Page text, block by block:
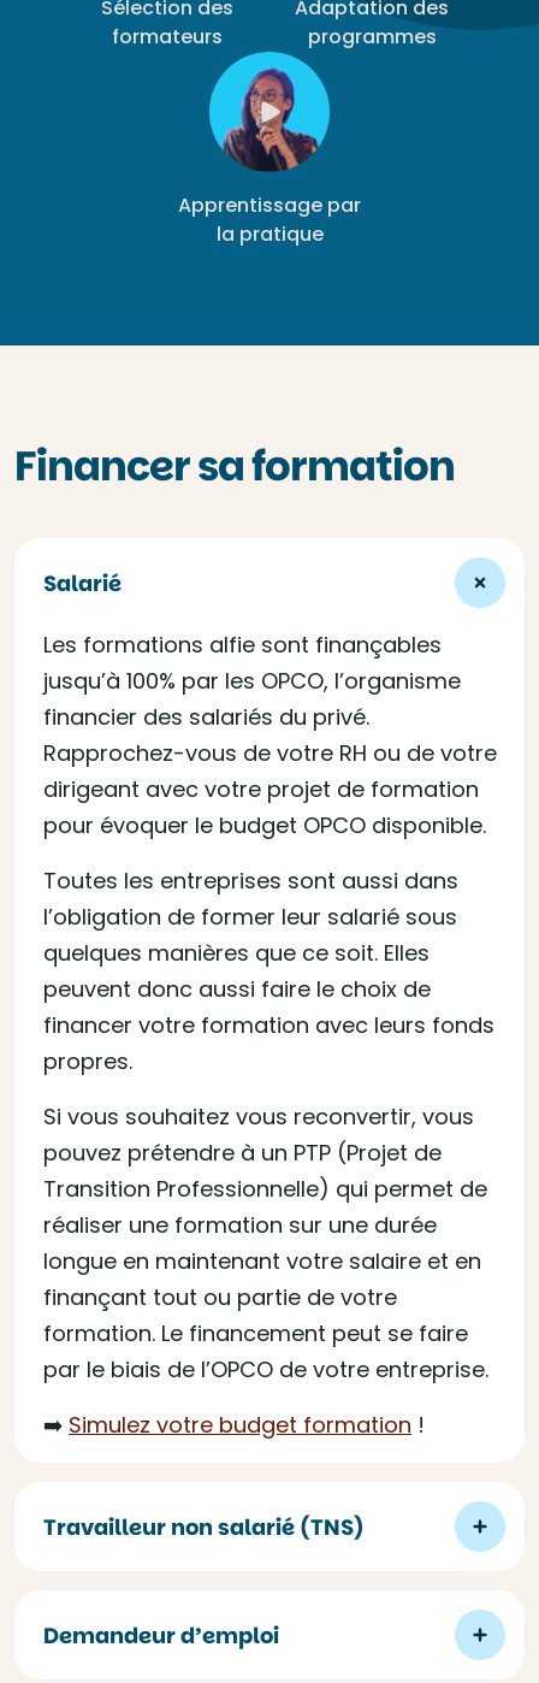
Sélection des
formateurs
Adaptation des
programmes
Apprentissage par
la pratique
Financer sa formation
Salarié
Les formations alfie sont finançables
jusqu’à 100% par les OPCO, l’organisme
financier des salariés du privé.
Rapprochez-vous de votre RH ou de votre
dirigeant avec votre projet de formation
pour évoquer le budget OPCO disponible.
Toutes les entreprises sont aussi dans
l’obligation de former leur salarié sous
quelques manières que ce soit. Elles
peuvent donc aussi faire le choix de
financer votre formation avec leurs fonds
propres.
Si vous souhaitez vous reconvertir, vous
pouvez prétendre à un PTP (Projet de
Transition Professionnelle) qui permet de
réaliser une formation sur une durée
longue en maintenant votre salaire et en
finançant tout ou partie de votre
formation. Le financement peut se faire
par le biais de l’OPCO de votre entreprise.
➡️ Simulez votre budget formation !
Travailleur non salarié (TNS)
Demandeur d’emploi